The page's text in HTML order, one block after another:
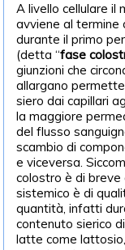
A livello cellulare il
avviene al termine
durante il primo
(detta “fase
giunzioni che
allargano
siero dai capillari
la maggiore
del flusso
scambio di
e viceversa.
colostro è di
sistemico è di
quantità, infatti
contenuto sierico
latte come